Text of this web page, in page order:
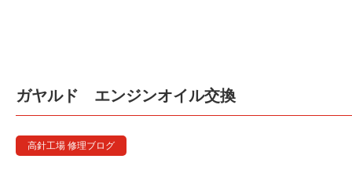
ガヤルド エンジンオイル交換
高針工場 修理ブログ